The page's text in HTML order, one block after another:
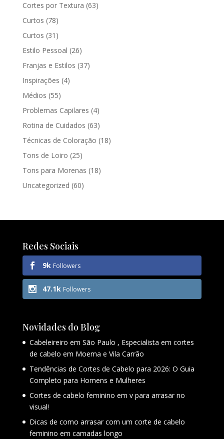
Cortes por Textura (63)
Curtos (78)
Curtos (31)
Estilo Pessoal (26)
Franjas e Estilos (37)
Inspirações (4)
Médios (55)
Problemas Capilares (4)
Rotina de Cuidados (63)
Técnicas de Coloração (18)
Tons de Loiro (25)
Tons para Morenas (18)
Uncategorized (60)
Redes Sociais
9k Followers
47.1k Followers
Novidades do Blog
Cabeleireiro em São Paulo , Especialista em cortes
de cabelo em Moema e Vila Carrão
Tendências de Cortes de Cabelo para 2026: O Guia
Completo para Homens e Mulheres
Cortes de cabelo feminino em v para arrasar no
visual!
Dicas de como arrasar com um corte de cabelo
feminino em camadas longo